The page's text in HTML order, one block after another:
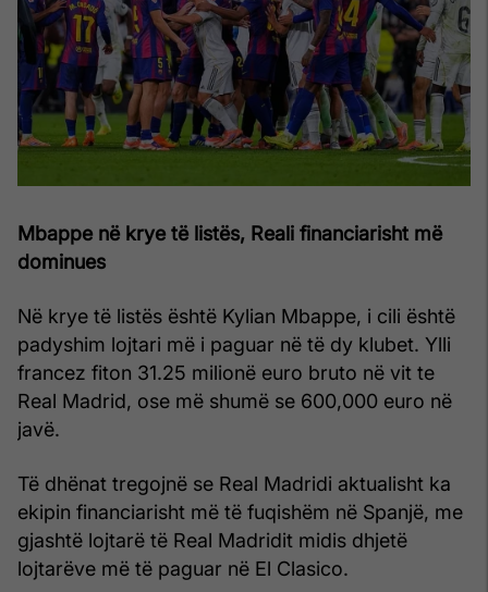
Mbappe në krye të listës, Reali financiarisht më
dominues
Në krye të listës është Kylian Mbappe, i cili është
padyshim lojtari më i paguar në të dy klubet. Ylli
francez fiton 31.25 milionë euro bruto në vit te
Real Madrid, ose më shumë se 600,000 euro në
javë.
Të dhënat tregojnë se Real Madridi aktualisht ka
ekipin financiarisht më të fuqishëm në Spanjë, me
gjashtë lojtarë të Real Madridit midis dhjetë
lojtarëve më të paguar në El Clasico.